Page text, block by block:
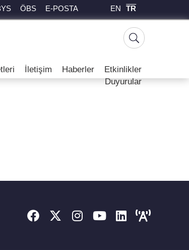
ÖBS E-POSTA EN TR
İletişim Haberler
Etkinlikler
Duyurular